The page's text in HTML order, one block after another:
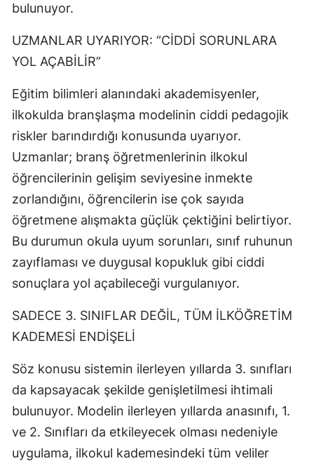
bulunuyor.
UZMANLAR UYARIYOR: “CİDDİ SORUNLARA
YOL AÇABİLİR”
Eğitim bilimleri alanındaki akademisyenler,
ilkokulda branşlaşma modelinin ciddi pedagojik
riskler barındırdığı konusunda uyarıyor.
Uzmanlar; branş öğretmenlerinin ilkokul
öğrencilerinin gelişim seviyesine inmekte
zorlandığını, öğrencilerin ise çok sayıda
öğretmene alışmakta güçlük çektiğini belirtiyor.
Bu durumun okula uyum sorunları, sınıf ruhunun
zayıflaması ve duygusal kopukluk gibi ciddi
sonuçlara yol açabileceği vurgulanıyor.
SADECE 3. SINIFLAR DEĞİL, TÜM İLKÖĞRETİM
KADEMESİ ENDİŞELİ
Söz konusu sistemin ilerleyen yıllarda 3. sınıfları
da kapsayacak şekilde genişletilmesi ihtimali
bulunuyor. Modelin ilerleyen yıllarda anasınıfı, 1.
ve 2. Sınıfları da etkileyecek olması nedeniyle
uygulama, ilkokul kademesindeki tüm veliler